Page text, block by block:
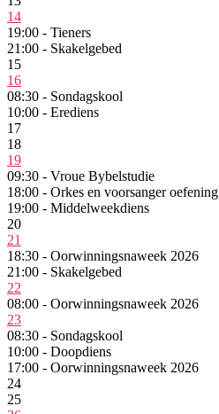
14
19:00 - Tieners
21:00 - Skakelgebed
15
16
08:30 - Sondagskool
10:00 - Erediens
17
18
19
09:30 - Vroue Bybelstudie
18:00 - Orkes en voorsanger oefening
19:00 - Middelweekdiens
20
21
18:30 - Oorwinningsnaweek 2026
21:00 - Skakelgebed
22
08:00 - Oorwinningsnaweek 2026
23
08:30 - Sondagskool
10:00 - Doopdiens
17:00 - Oorwinningsnaweek 2026
24
25